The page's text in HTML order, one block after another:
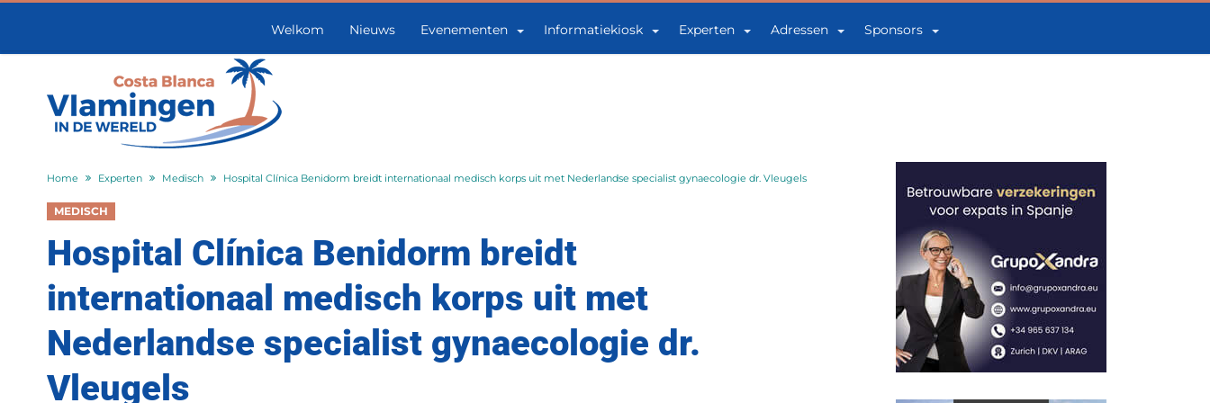
Welkom Nieuws Evenementen Informatiekiosk Experten Adressen Sponsors
Home Experten Medisch Hospital Clínica Benidorm breidt internationaal medisch korps uit met Nederlandse specialist gynaecologie dr. Vleugels
MEDISCH
Hospital Clínica Benidorm breidt
internationaal medisch korps uit met
Nederlandse specialist gynaecologie dr.
Vleugels